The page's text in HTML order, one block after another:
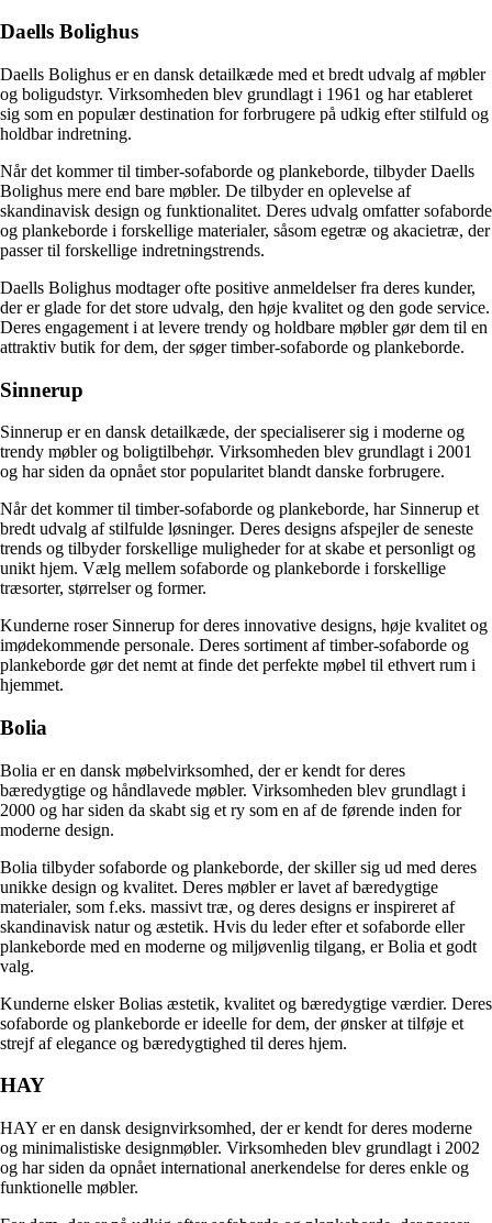
Daells Bolighus
Daells Bolighus er en dansk detailkæde med et bredt udvalg af møbler
og boligudstyr. Virksomheden blev grundlagt i 1961 og har etableret
sig som en populær destination for forbrugere på udkig efter stilfuld og
holdbar indretning.
Når det kommer til timber-sofaborde og plankeborde, tilbyder Daells
Bolighus mere end bare møbler. De tilbyder en oplevelse af
skandinavisk design og funktionalitet. Deres udvalg omfatter sofaborde
og plankeborde i forskellige materialer, såsom egetræ og akacietræ, der
passer til forskellige indretningstrends.
Daells Bolighus modtager ofte positive anmeldelser fra deres kunder,
der er glade for det store udvalg, den høje kvalitet og den gode service.
Deres engagement i at levere trendy og holdbare møbler gør dem til en
attraktiv butik for dem, der søger timber-sofaborde og plankeborde.
Sinnerup
Sinnerup er en dansk detailkæde, der specialiserer sig i moderne og
trendy møbler og boligtilbehør. Virksomheden blev grundlagt i 2001
og har siden da opnået stor popularitet blandt danske forbrugere.
Når det kommer til timber-sofaborde og plankeborde, har Sinnerup et
bredt udvalg af stilfulde løsninger. Deres designs afspejler de seneste
trends og tilbyder forskellige muligheder for at skabe et personligt og
unikt hjem. Vælg mellem sofaborde og plankeborde i forskellige
træsorter, størrelser og former.
Kunderne roser Sinnerup for deres innovative designs, høje kvalitet og
imødekommende personale. Deres sortiment af timber-sofaborde og
plankeborde gør det nemt at finde det perfekte møbel til ethvert rum i
hjemmet.
Bolia
Bolia er en dansk møbelvirksomhed, der er kendt for deres
bæredygtige og håndlavede møbler. Virksomheden blev grundlagt i
2000 og har siden da skabt sig et ry som en af de førende inden for
moderne design.
Bolia tilbyder sofaborde og plankeborde, der skiller sig ud med deres
unikke design og kvalitet. Deres møbler er lavet af bæredygtige
materialer, som f.eks. massivt træ, og deres designs er inspireret af
skandinavisk natur og æstetik. Hvis du leder efter et sofaborde eller
plankeborde med en moderne og miljøvenlig tilgang, er Bolia et godt
valg.
Kunderne elsker Bolias æstetik, kvalitet og bæredygtige værdier. Deres
sofaborde og plankeborde er ideelle for dem, der ønsker at tilføje et
strejf af elegance og bæredygtighed til deres hjem.
HAY
HAY er en dansk designvirksomhed, der er kendt for deres moderne
og minimalistiske designmøbler. Virksomheden blev grundlagt i 2002
og har siden da opnået international anerkendelse for deres enkle og
funktionelle møbler.